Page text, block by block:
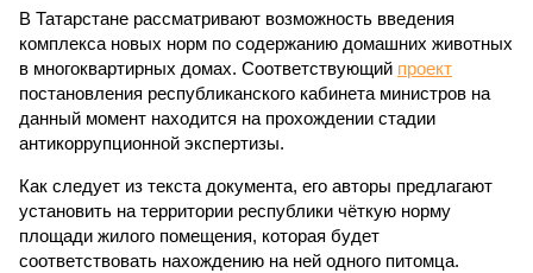
В Татарстане рассматривают возможность введения
комплекса новых норм по содержанию домашних животных
в многоквартирных домах. Соответствующий проект
постановления республиканского кабинета министров на
данный момент находится на прохождении стадии
антикоррупционной экспертизы.
Как следует из текста документа, его авторы предлагают
установить на территории республики чёткую норму
площади жилого помещения, которая будет
соответствовать нахождению на ней одного питомца.